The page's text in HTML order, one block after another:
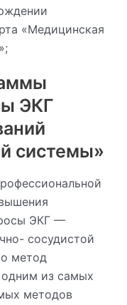
«Медицинская
ЭКГ
системы»
ЭКГ —
сосудистой
метод
одним из самых
методов